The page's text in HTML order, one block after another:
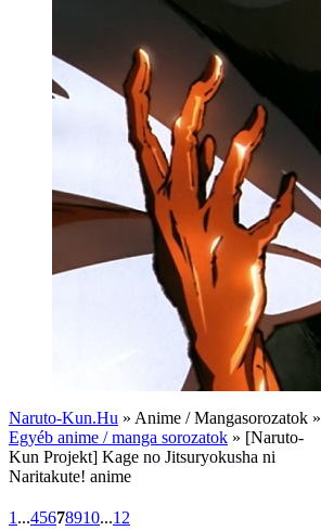
Naruto-Kun.Hu » Anime / Mangasorozatok »
Egyéb anime / manga sorozatok » [Naruto-
Kun Projekt] Kage no Jitsuryokusha ni
Naritakute! anime
1 ...45678910...12